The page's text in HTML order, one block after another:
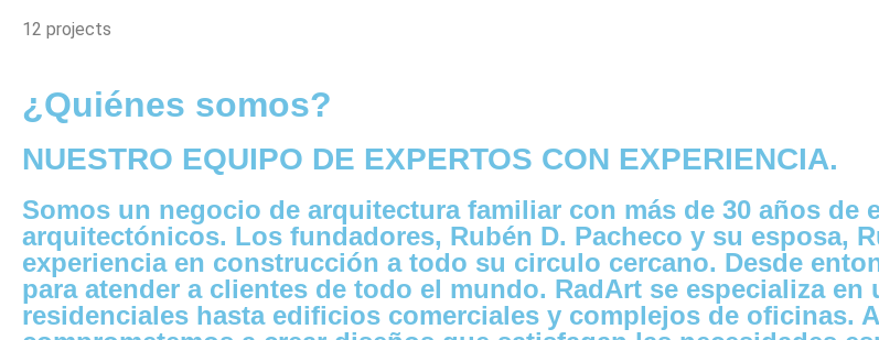
12 projects
¿Quiénes somos?
NUESTRO EQUIPO DE EXPERTOS CON EXPERIENCIA.
Somos un negocio de arquitectura familiar con más de 30 años
arquitectónicos. Los fundadores, Rubén D. Pacheco y su esposa,
experiencia en construcción a todo su circulo cercano. Desde
para atender a clientes de todo el mundo. RadArt se especializa
residenciales hasta edificios comerciales y complejos de oficinas.